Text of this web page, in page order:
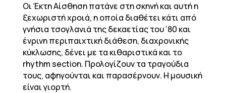
Οι Έκτη Αίσθηση πατάνε στη σκηνή και αυτή η
ξεχωριστή χροιά, η οποία διαθέτει κάτι από
γνήσια τσογλανιά της δεκαετίας του ’80 και
ένρινη περιπαιχτική διάθεση, διαχρονικής
κύκλωσης, δένει με τα κιθαριστικά και το
rhythm section. Προλογίζουν τα τραγούδια
τους, αφηγούνται και παρασέρνουν. Η μουσική
είναι γιορτή.